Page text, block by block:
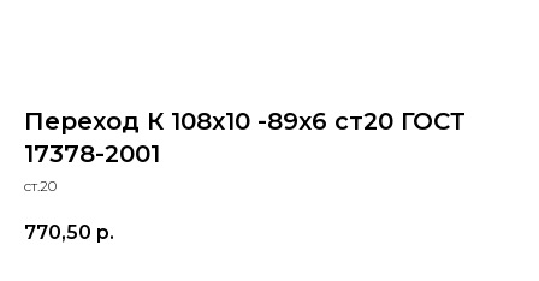
Переход К 108x10 -89x6 ст20 ГОСТ
17378-2001
ст.20
770,50 р.